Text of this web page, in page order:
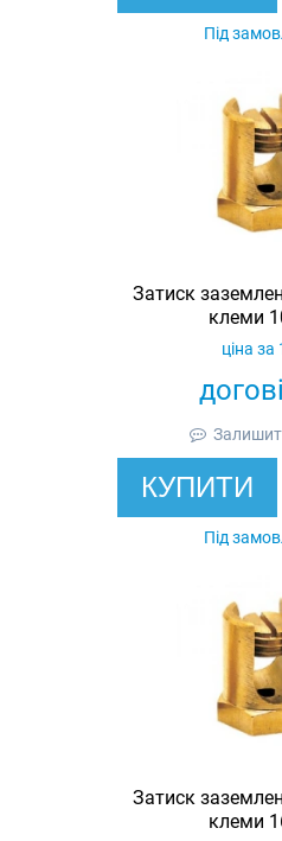
Під
Затиск
клеми
ціна
КУПИТИ
Під
Затиск
клеми